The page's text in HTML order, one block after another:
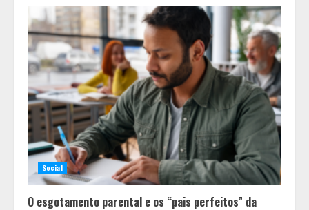
Social
O esgotamento parental e os “pais perfeitos” da